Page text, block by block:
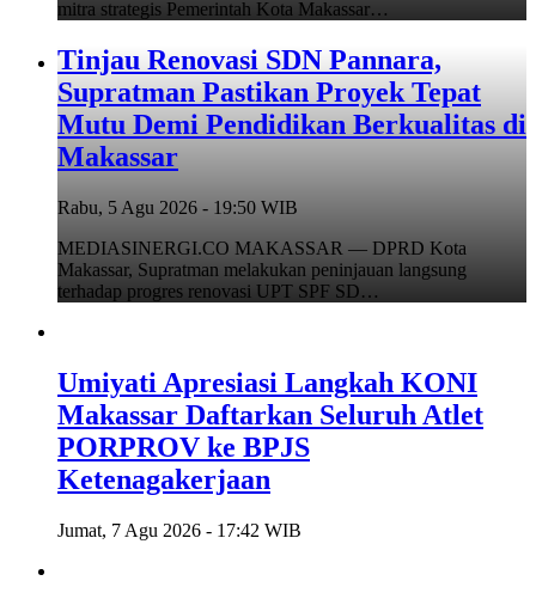
mitra strategis Pemerintah Kota Makassar…
Tinjau Renovasi SDN Pannara,
Supratman Pastikan Proyek Tepat
Mutu Demi Pendidikan Berkualitas di
Makassar
Rabu, 5 Agu 2026 - 19:50 WIB
MEDIASINERGI.CO MAKASSAR — DPRD Kota
Makassar, Supratman melakukan peninjauan langsung
terhadap progres renovasi UPT SPF SD…
Umiyati Apresiasi Langkah KONI
Makassar Daftarkan Seluruh Atlet
PORPROV ke BPJS
Ketenagakerjaan
Jumat, 7 Agu 2026 - 17:42 WIB